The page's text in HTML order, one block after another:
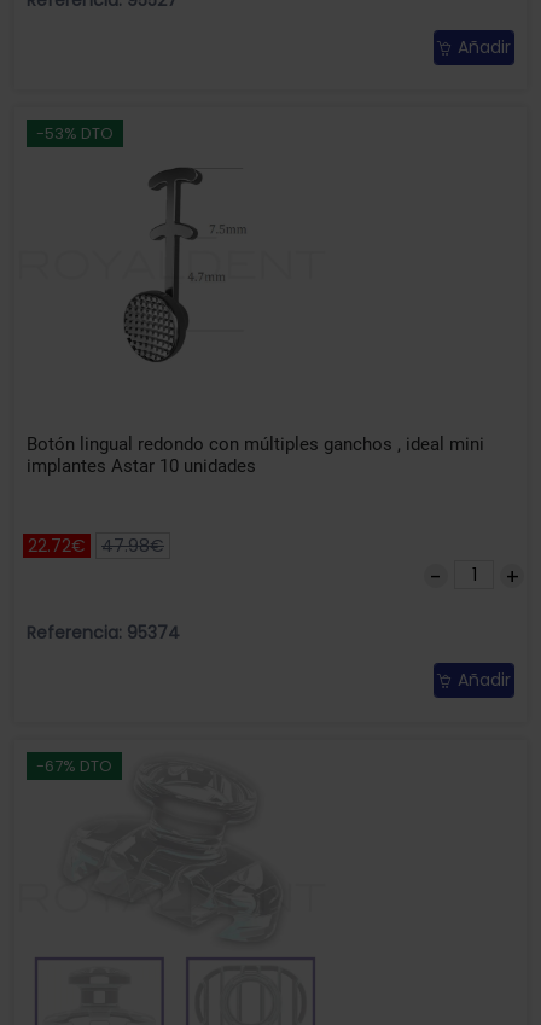
Añadir
-53% DTO
Botón lingual redondo con múltiples ganchos , ideal mini
implantes Astar 10 unidades
22.72€ 47.98€
Referencia: 95374
Añadir
-67% DTO